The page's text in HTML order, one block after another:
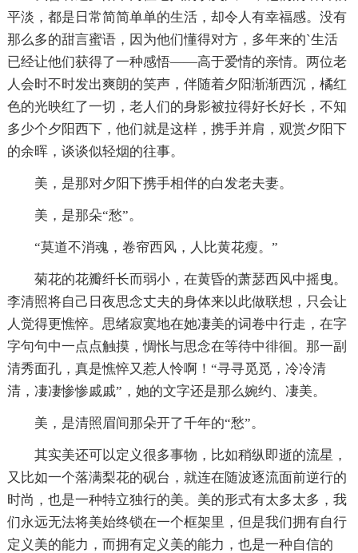
平淡，都是日常简简单单的生活，却令人有幸福感。没有
那么多的甜言蜜语，因为他们懂得对方，多年来的`生活
已经让他们获得了一种感悟——高于爱情的亲情。两位老
人会时不时发出爽朗的笑声，伴随着夕阳渐渐西沉，橘红
色的光映红了一切，老人们的身影被拉得好长好长，不知
多少个夕阳西下，他们就是这样，携手并肩，观赏夕阳下
的余晖，谈谈似轻烟的往事。
美，是那对夕阳下携手相伴的白发老夫妻。
美，是那朵“愁”。
“莫道不消魂，卷帘西风，人比黄花瘦。”
菊花的花瓣纤长而弱小，在黄昏的萧瑟西风中摇曳。
李清照将自己日夜思念丈夫的身体来以此做联想，只会让
人觉得更憔悴。思绪寂寞地在她凄美的词卷中行走，在字
字句句中一点点触摸，惆怅与思念在等待中徘徊。那一副
清秀面孔，真是憔悴又惹人怜啊！“寻寻觅觅，冷冷清
清，凄凄惨惨戚戚”，她的文字还是那么婉约、凄美。
美，是清照眉间那朵开了千年的“愁”。
其实美还可以定义很多事物，比如稍纵即逝的流星，
又比如一个落满梨花的砚台，就连在随波逐流面前逆行的
时尚，也是一种特立独行的美。美的形式有太多太多，我
们永远无法将美始终锁在一个框架里，但是我们拥有自行
定义美的能力，而拥有定义美的能力，也是一种自信的